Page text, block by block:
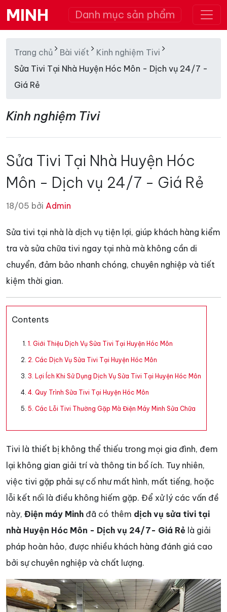
MINH Danh mục sản phẩm
Trang chủ Bài viết
Kinh nghiệm Tivi
Sửa Tivi Tại Nhà Huyện Hóc Môn - Dịch vụ 24/7 -
Giá Rẻ
Kinh nghiệm Tivi
Sửa Tivi Tại Nhà Huyện Hóc
Môn - Dịch vụ 24/7 - Giá Rẻ
18/05 bởi Admin
Sửa tivi tại nhà là dịch vụ tiện lợi, giúp khách hàng kiểm
tra và sửa chữa tivi ngay tại nhà mà không cần di
chuyển, đảm bảo nhanh chóng, chuyên nghiệp và tiết
kiệm thời gian.
Contents
1. Giới Thiệu Dịch Vụ Sửa Tivi Tại Huyện Hóc Môn
2. Các Dịch Vụ Sửa Tivi Tại Huyện Hóc Môn
3. Lợi Ích Khi Sử Dụng Dịch Vụ Sửa Tivi Tại Huyện Hóc Môn
4. Quy Trình Sửa Tivi Tại Huyện Hóc Môn
5. Các Lỗi Tivi Thường Gặp Mà Điện Máy Minh Sửa Chữa
Tivi là thiết bị không thể thiếu trong mọi gia đình, đem
lại không gian giải trí và thông tin bổ ích. Tuy nhiên,
việc tivi gặp phải sự cố như mất hình, mất tiếng, hoặc
lỗi kết nối là điều không hiếm gặp. Để xử lý các vấn đề
này, Điện máy Minh đã có thêm dịch vụ sửa tivi tại
nhà Huyện Hóc Môn - Dịch vụ 24/7- Giá Rẻ là giải
pháp hoàn hảo, được nhiều khách hàng đánh giá cao
bởi sự chuyên nghiệp và chất lượng.